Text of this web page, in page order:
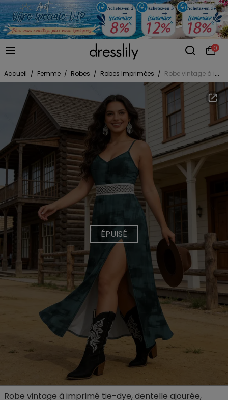
0
Accueil / Femme / Robes / Robes Imprimées / Robe vintage à imprimé tie-dye, dentelle ajourée, bretelles spaghetti fendue
ÉPUISÉ
Robe vintage à imprimé tie-dye, dentelle ajourée,